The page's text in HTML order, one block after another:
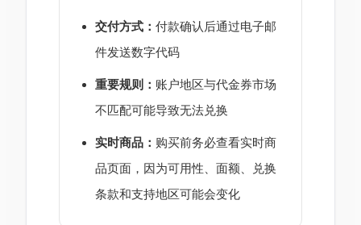
交付方式： 付款确认后通过电子邮
件发送数字代码
重要规则： 账户地区与代金券市场
不匹配可能导致无法兑换
实时商品： 购买前务必查看实时商
品页面，因为可用性、面额、兑换
条款和支持地区可能会变化